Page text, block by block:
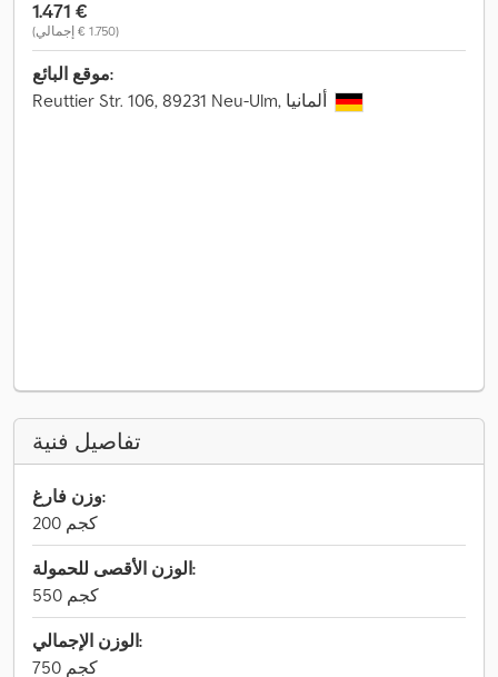
‏1.471 €
(‏1.750 € إجمالي)
موقع البائع:
تفاصيل فنية
وزن فارغ:
200 كجم
الوزن الأقصى للحمولة:
550 كجم
الوزن الإجمالي:
750 كجم